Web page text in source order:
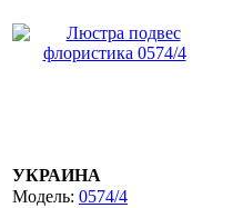
УКРАИНА
0574/4